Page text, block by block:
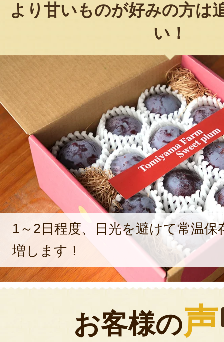
より甘いものが好みの方は
い！
1～2日程度、日光を避けて常温
増します！
お客様の声